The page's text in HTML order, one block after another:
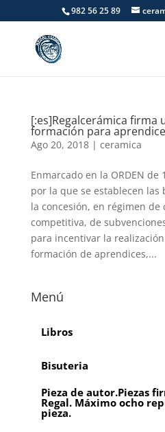
982 56 25 89
[:es]Regalcerámica firma
formación para
Ago 20, 2018| ceramica
Enmarcado en la ORDEN
por la que se establecen las
la concesión, en régimen de
competitiva, de
para incentivar la
formación de aprendices,...
Menú
Libros
Bisuteria
Pieza de autor.Piezas
Regal. Máximo ocho
pieza.